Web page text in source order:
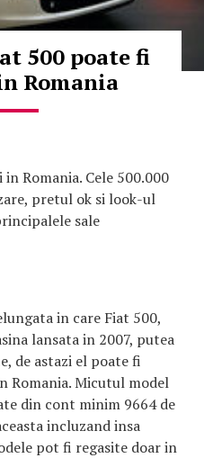
500 poate fi
Romania
Romania. Cele 500.000
pretul ok si look-ul
sale
in care Fiat 500,
lansata in 2007, putea
de astazi el poate fi
Romania. Micutul model
din cont minim 9664 de
incluzand insa
pot fi regasite doar in